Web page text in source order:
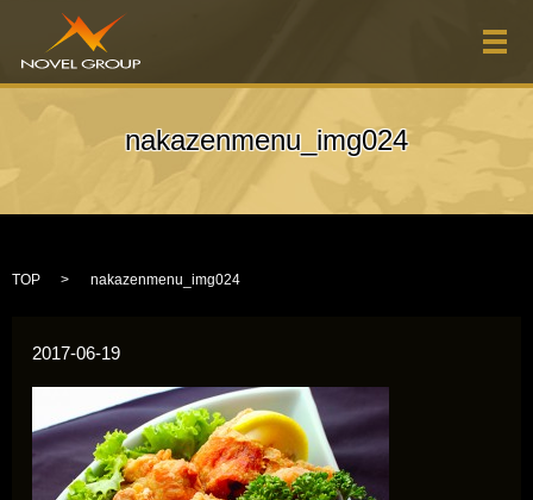
メ
nakazenmenu_img024
TOP nakazenmenu_img024
2017-06-19